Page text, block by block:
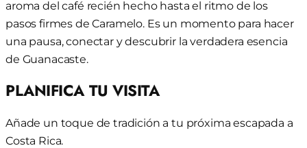
aroma del café recién hecho hasta el ritmo de los
pasos firmes de Caramelo. Es un momento para hacer
una pausa, conectar y descubrir la verdadera esencia
de Guanacaste.
PLANIFICA TU VISITA
Añade un toque de tradición a tu próxima escapada a
Costa Rica.